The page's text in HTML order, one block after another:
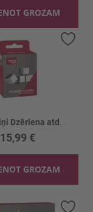
GROZAM
15,99 €
GROZAM
sarakstam